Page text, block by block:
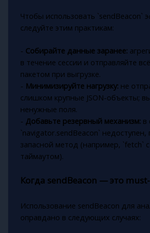
Чтобы использовать `sendBeacon`
следуйте этим практикам:
- Собирайте данные заранее:
в течение сессии и отправляйте
пакетом при выгрузке.
- Минимизируйте нагрузку:не
слишком крупные JSON-объекты;
ненужные поля.
- Добавьте резервный механизм:в
`navigator.sendBeacon`
запасной метод (например, `fetch`
таймаутом).
Когда sendBeacon — это
Использование sendBeacon для
оправдано в следующих случаях: